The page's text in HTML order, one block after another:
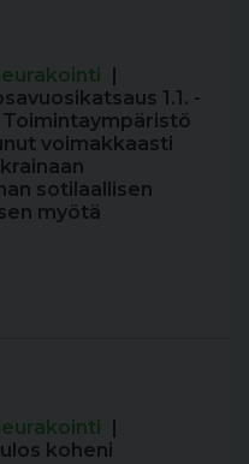
|
1.1. -
Toimintaympäristö
voimakkaasti
sotilaallisen
myötä
|
koheni